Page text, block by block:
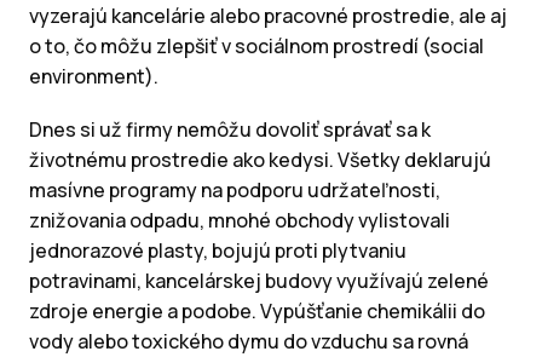
vyzerajú kancelárie alebo pracovné prostredie, ale aj
o to, čo môžu zlepšiť v sociálnom prostredí (social
environment).
Dnes si už firmy nemôžu dovoliť správať sa k
životnému prostredie ako kedysi. Všetky deklarujú
masívne programy na podporu udržateľnosti,
znižovania odpadu, mnohé obchody vylistovali
jednorazové plasty, bojujú proti plytvaniu
potravinami, kancelárskej budovy využívajú zelené
zdroje energie a podobe. Vypúšťanie chemikálii do
vody alebo toxického dymu do vzduchu sa rovná